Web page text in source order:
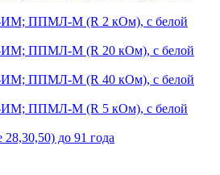
ППМЛ-М (R 2 кОм), с белой
ППМЛ-М (R 20 кОм), с белой
ППМЛ-М (R 40 кОм), с белой
ППМЛ-М (R 5 кОм), с белой
до 91 года